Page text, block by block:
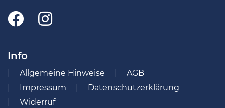
Info
Allgemeine Hinweise
AGB
Impressum
Datenschutzerklärung
Widerruf